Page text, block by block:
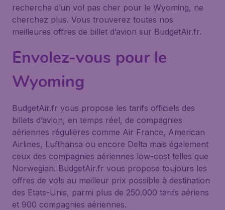
recherche d’un vol pas cher pour le Wyoming, ne
cherchez plus. Vous trouverez toutes nos
meilleures offres de billet d’avion sur BudgetAir.fr.
Envolez-vous pour le
Wyoming
BudgetAir.fr vous propose les tarifs officiels des
billets d’avion, en temps réel, de compagnies
aériennes régulières comme Air France, American
Airlines, Lufthansa ou encore Delta mais également
ceux des compagnies aériennes low-cost telles que
Norwegian. BudgetAir.fr vous propose toujours les
offres de vols au meilleur prix possible à destination
des Etats-Unis, parmi plus de 250.000 tarifs aériens
et 900 compagnies aériennes.